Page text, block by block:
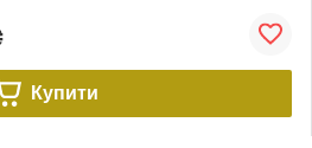
Купити